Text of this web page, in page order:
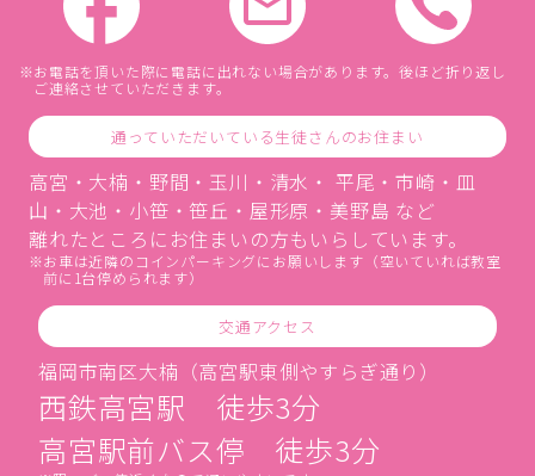
お電話を頂いた際に電話に出れない場合があります。後ほど折り返し
ご連絡させていただきます。
通っていただいている生徒さんのお住まい
高宮・大楠・野間・玉川・清水・ 平尾・市崎・皿
山・大池・小笹・笹丘・屋形原・美野島 など
離れたところにお住まいの方もいらしています。
お車は近隣のコインパーキングにお願いします（空いていれば教室
前に1台停められます）
交通アクセス
福岡市南区大楠（高宮駅東側やすらぎ通り）
西鉄高宮駅 徒歩3分
高宮駅前バス停 徒歩3分